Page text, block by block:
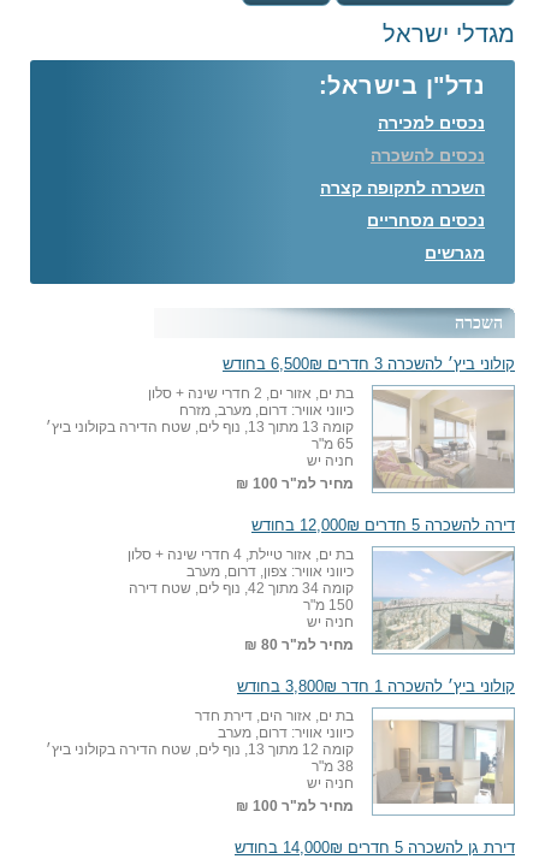
מגדלי ישראל
נדל"ן בישראל:
נכסים למכירה
נכסים להשכרה
השכרה לתקופה קצרה
נכסים מסחריים
מגרשים
השכרה
קולוני ביץ׳ להשכרה 3 חדרים 6,500₪ בחודש
בת ים, אזור ים, 2 חדרי שינה + סלון
כיווני אוויר: דרום, מערב, מזרח
קומה 13 מתוך 13, נוף לים, שטח הדירה בקולוני ביץ׳
65 מ"ר
חניה יש
מחיר למ"ר 100 ₪
דירה להשכרה 5 חדרים 12,000₪ בחודש
בת ים, אזור טיילת, 4 חדרי שינה + סלון
כיווני אוויר: צפון, דרום, מערב
קומה 34 מתוך 42, נוף לים, שטח דירה
150 מ"ר
חניה יש
מחיר למ"ר 80 ₪
קולוני ביץ׳ להשכרה 1 חדר 3,800₪ בחודש
בת ים, אזור הים, דירת חדר
כיווני אוויר: דרום, מערב
קומה 12 מתוך 13, נוף לים, שטח הדירה בקולוני ביץ׳
38 מ"ר
חניה יש
מחיר למ"ר 100 ₪
דירת גן להשכרה 5 חדרים 14,000₪ בחודש